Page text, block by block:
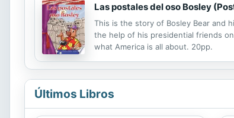
Las postales del oso Bosley
This is the story of Bosley Bear and
the help of his presidential friends
what America is all about. 20pp.
Últimos Libros